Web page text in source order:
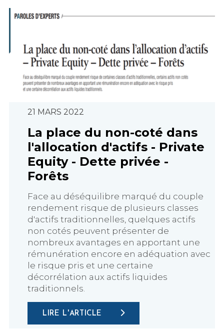
21 MARS 2022
La place du non-coté dans
l'allocation d'actifs - Private
Equity - Dette privée -
Forêts
Face au déséquilibre marqué du couple
rendement risque de plusieurs classes
d'actifs traditionnelles, quelques actifs
non cotés peuvent présenter de
nombreux avantages en apportant une
rémunération encore en adéquation avec
le risque pris et une certaine
décorrélation aux actifs liquides
traditionnels.
LIRE L'ARTICLE